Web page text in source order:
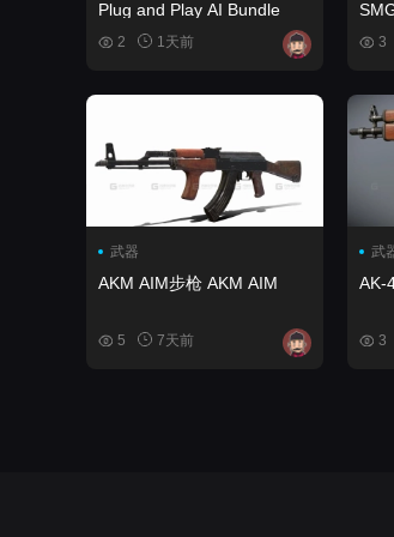
Plug and Play AI Bundle
2 1天前 3
武器
AKM AIM步枪 AKM AIM
5 7天前
武
AK-
3